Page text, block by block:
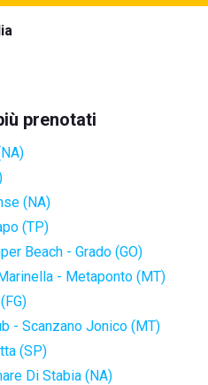
prenotati
(NA)
(TP)
Beach - Grado (GO)
- Metaponto (MT)
- Scanzano Jonico (MT)
(SP)
Di Stabia (NA)